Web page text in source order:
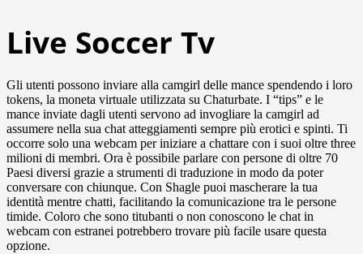
Live Soccer Tv
Gli utenti possono inviare alla camgirl delle mance spendendo i loro
tokens, la moneta virtuale utilizzata su Chaturbate. I “tips” e le
mance inviate dagli utenti servono ad invogliare la camgirl ad
assumere nella sua chat atteggiamenti sempre più erotici e spinti. Ti
occorre solo una webcam per iniziare a chattare con i suoi oltre three
milioni di membri. Ora è possibile parlare con persone di oltre 70
Paesi diversi grazie a strumenti di traduzione in modo da poter
conversare con chiunque. Con Shagle puoi mascherare la tua
identità mentre chatti, facilitando la comunicazione tra le persone
timide. Coloro che sono titubanti o non conoscono le chat in
webcam con estranei potrebbero trovare più facile usare questa
opzione.